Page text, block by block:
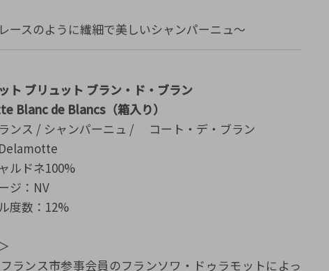
ースのように繊細で美しいシャンパーニュ～
ト ブリュット ブラン・ド・ブラン
Blanc de Blancs（箱入り）
ンス / シャンパーニュ / コート・デ・ブラン
ルドネ100%
ジ：NV
度数：12%
ランス市参事会員のフランソワ・ドゥラモットによっ